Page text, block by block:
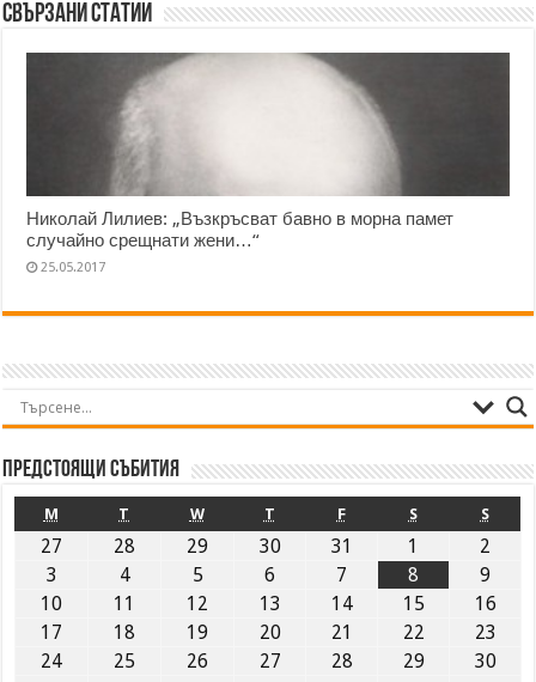
Свързани статии
Николай Лилиев: „Възкръсват бавно в морна памет
случайно срещнати жени…“
25.05.2017
Предстоящи събития
M T W T F S S
27 28 29 30 31 1
2
3
4 5 6 7 8
9
10
11 12 13 14 15
16
17
18 19 20 21 22
23
24
25 26 27 28 29
30